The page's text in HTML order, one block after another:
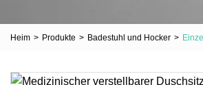
Heim > Produkte > Badestuhl und Hocker >